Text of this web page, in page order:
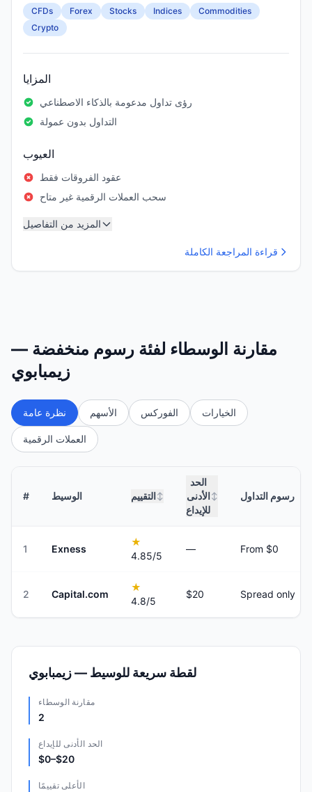
CFDs Forex Stocks Indices
Commodities
Crypto
المزايا
رؤى تداول مدعومة بالذكاء الاصطناعي
التداول بدون عمولة
العيوب
عقود الفروقات فقط
سحب العملات الرقمية غير متاح
المزيد من التفاصيل
قراءة المراجعة الكاملة
مقارنة الوسطاء لفئة رسوم منخفضة —
زيمبابوي
نظرة عامة الأسهم الفوركس الخيارات
العملات الرقمية
# الوسيط التقييم ↕
الحد
الأدنى
للإيداع
↕ رسوم التداول
1 Exness
★
4.85/5
— From $0
2 Capital.com
★
4.8/5
$20 Spread only
لقطة سريعة للوسيط — زيمبابوي
مقارنة الوسطاء
2
الحد الأدنى للإيداع
$0–$20
الأعلى تقييمًا